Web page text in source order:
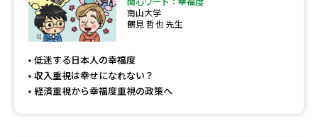
大学研究
大学で学べる内容や特徴を調べる
南山大学
鶴見 哲也 先生
低迷する日本人の幸福度
収入重視は幸せになれない？
経済重視から幸福度重視の政策へ